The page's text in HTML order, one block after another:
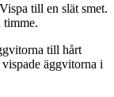
till en slät smet.
timme.
till hårt
äggvitorna i